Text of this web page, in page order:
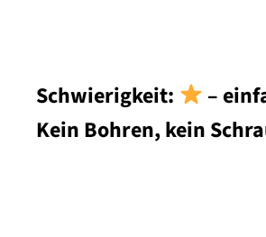
Schwierigkeit:
–
Kein Bohren, kein